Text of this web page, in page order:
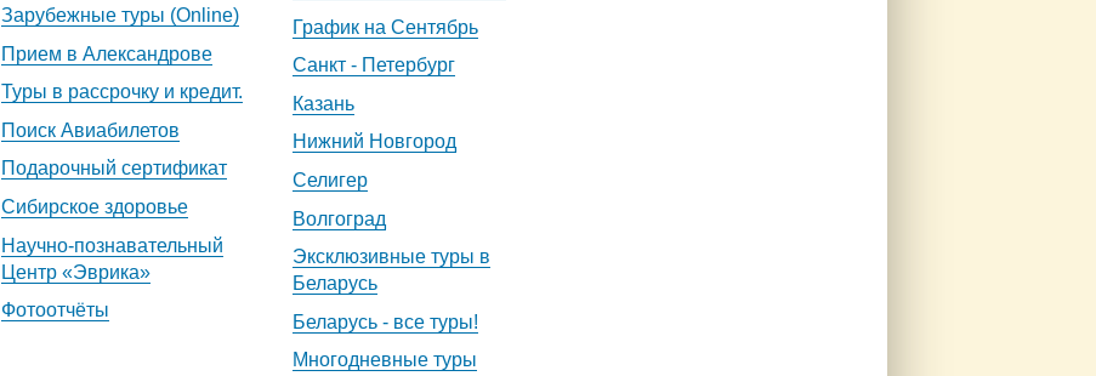
Зарубежные туры (Online)
Прием в Александрове
Туры в рассрочку и кредит.
Поиск Авиабилетов
Подарочный сертификат
Сибирское здоровье
Научно-познавательный
Центр «Эврика»
Фотоотчёты
График на Сентябрь
Санкт - Петербург
Казань
Нижний Новгород
Селигер
Волгоград
Эксклюзивные туры в
Беларусь
Беларусь - все туры!
Многодневные туры